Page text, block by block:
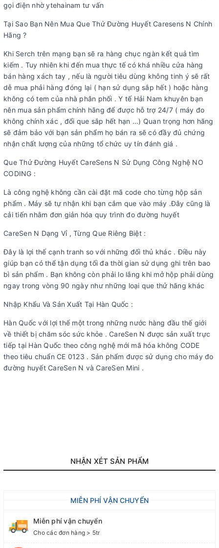
gọi điện nhờ ytehainam tư vấn
Tại Sao Bạn Nên Mua Que Thử Đường Huyết Caresens N Chính
Hãng ?
Khi Serch trên mạng bạn sẽ ra hàng chục ngàn kết quả tìm
kiếm . Tuy nhiên khi đến mua thực tế có khá nhiều cửa hàng
bán hàng xách tay , nếu là người tiêu dùng không tinh ý sẽ rất
dễ mua phải hàng đóng lại ( hạn sử dụng sắp hết ) hoặc hàng
không có tem của nhà phân phối . Y tế Hải Nam khuyên bạn
nên mua sản phẩm chính hãng để được hỗ trợ 24/7 ( máy đo
không chính xác , đổi que sắp hết hạn ...) Quan trọng hơn hãng
sẽ đảm bảo với bạn sản phẩm họ bán ra sẽ có đầy đủ chứng
nhận chất lượng của những tổ chức uy tín đánh giá .
Que Thử Đường Huyết CareSens N Sử Dụng Công Nghệ NO
CODING :
Là công nghệ không cần cài đặt mã code cho từng hộp sản
phẩm . Máy sẽ tự nhận khi bạn cắm que vào máy .Đây cũng là
cải tiến nhằm đơn giản hóa quy trình đo đường huyết
CareSen N Dạng Vỉ , Từng Que Riêng Biệt :
Đây là lợi thế cạnh tranh so với những đối thủ khác . Điều này
giúp bạn có thể tận dụng tối đa thời gian sử dụng ghi trên bao
bì sản phẩm . Bạn không còn phải lo lắng khi mở hộp phải dùng
ngay trong vòng 90 ngày như những loại que thử hãng khác
Nhập Khẩu Và Sản Xuất Tại Hàn Quốc :
Hàn Quốc với lợi thế một trong những nước hàng đầu thế giới
về thiết bị chăm sóc sức khỏe . CareSen N được sản xuất trực
tiếp tại Hàn Quốc theo công nghệ mới mã hóa không CODE
theo tiêu chuẩn CE 0123 . Sản phẩm được sử dụng cho máy đo
đường huyết CareSen N và CareSen Mini .
NHẬN XÉT SẢN PHẨM
MIỄN PHÍ VẬN CHUYỂN
Miễn phí vận chuyển
Cho các đơn hàng > 5tr